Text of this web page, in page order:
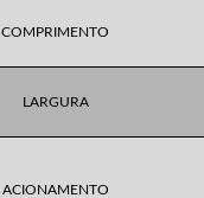
COMPRIMENTO
LARGURA
ACIONAMENTO